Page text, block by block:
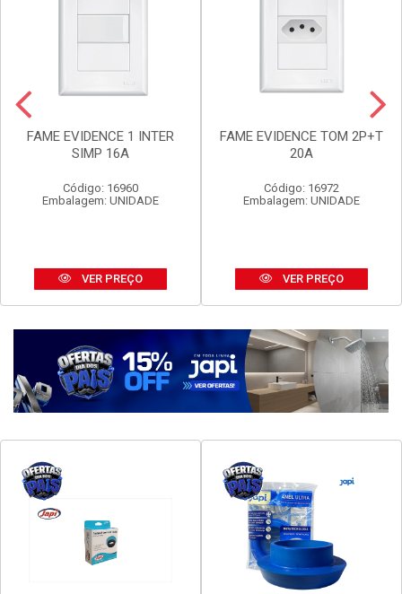
SIMP 16A
Código: 16960
VER PREÇO
20A
Código: 16972
VER PREÇO